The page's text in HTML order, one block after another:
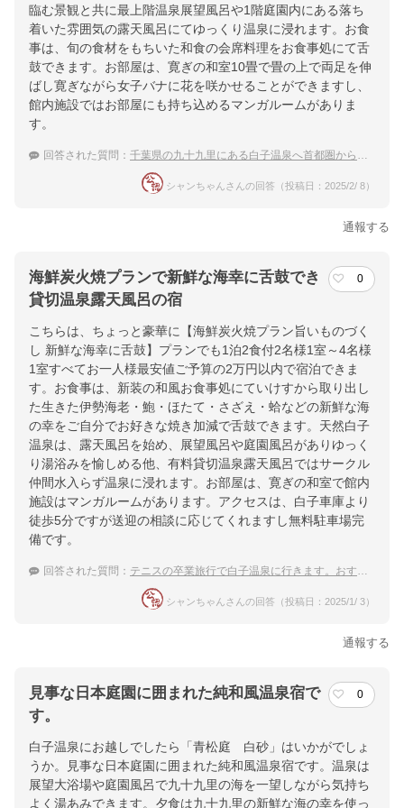
臨む景観と共に最上階温泉展望風呂や1階庭園内にある落ち
着いた雰囲気の露天風呂にてゆっくり温泉に浸れます。お食
事は、旬の食材をもちいた和食の会席料理をお食事処にて舌
鼓できます。お部屋は、寛ぎの和室10畳で畳の上で両足を伸
ばし寛ぎながら女子バナに花を咲かせることができますし、
館内施設ではお部屋にも持ち込めるマンガルームがありま
す。
回答された質問： 千葉県の九十九里にある白子温泉へ首都圏から行きたいです。
シャンちゃんさんの回答（投稿日：2025/2/ 8）
通報する
海鮮炭火焼プランで新鮮な海幸に舌鼓でき
貸切温泉露天風呂の宿
0
こちらは、ちょっと豪華に【海鮮炭火焼プラン旨いものづく
し 新鮮な海幸に舌鼓】プランでも1泊2食付2名様1室～4名様
1室すべてお一人様最安値ご予算の2万円以内で宿泊できま
す。お食事は、新装の和風お食事処にていけすから取り出し
た生きた伊勢海老・鮑・ほたて・さざえ・蛤などの新鮮な海
の幸をご自分でお好きな焼き加減で舌鼓できます。天然白子
温泉は、露天風呂を始め、展望風呂や庭園風呂がありゆっく
り湯浴みを愉しめる他、有料貸切温泉露天風呂ではサークル
仲間水入らず温泉に浸れます。お部屋は、寛ぎの和室で館内
施設はマンガルームがあります。アクセスは、白子車庫より
徒歩5分ですが送迎の相談に応じてくれますし無料駐車場完
備です。
回答された質問： テニスの卒業旅行で白子温泉に行きます。おすすめの宿と周辺グルメを知りたいです。
シャンちゃんさんの回答（投稿日：2025/1/ 3）
通報する
見事な日本庭園に囲まれた純和風温泉宿で
す。
0
白子温泉にお越しでしたら「青松庭 白砂」はいかがでしょ
うか。見事な日本庭園に囲まれた純和風温泉宿です。温泉は
展望大浴場や庭園風呂で九十九里の海を一望しながら気持ち
よく湯あみできます。夕食は九十九里の新鮮な海の幸を使っ